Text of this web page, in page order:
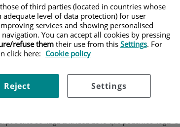
Estética Dental.
especialistas en estética dental, que
doble. Los dientes de nuestros pacientes deben
con la armonía de una boca sana. "No solo nos
de la sonrisa, cara y las particulares
el camino hacia una nueva sonrisa, siempre
que nuestro paciente quiere para sus dientes. Una
y las distintas técnicas con las que vamos a
paciente se haga una idea de lo que podemos llegar
of third parties (located in countries whose
level of data protection) for user
services and showing personalised
You can accept all cookies by pressing
refuse themtheir use from this Settings. For
click here: Cookie policy
Settings
Reject